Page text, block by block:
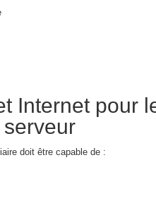
Internet pour
doit être capable de :